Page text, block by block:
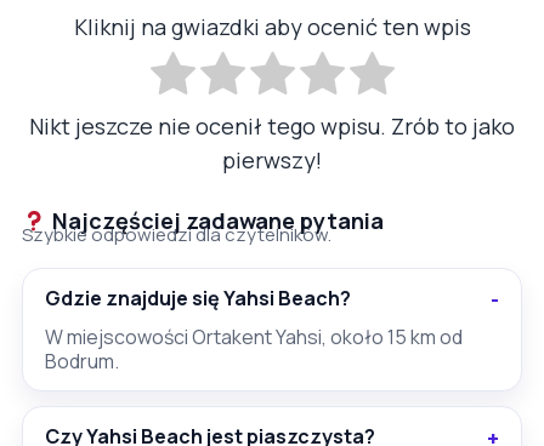
Kliknij na gwiazdki aby ocenić ten wpis
Nikt jeszcze nie ocenił tego wpisu. Zrób to jako
pierwszy!
Najczęściej zadawane pytania
Szybkie odpowiedzi dla czytelników.
Gdzie znajduje się Yahsi Beach?
W miejscowości Ortakent Yahsi, około 15 km od
Bodrum.
Czy Yahsi Beach jest piaszczysta?